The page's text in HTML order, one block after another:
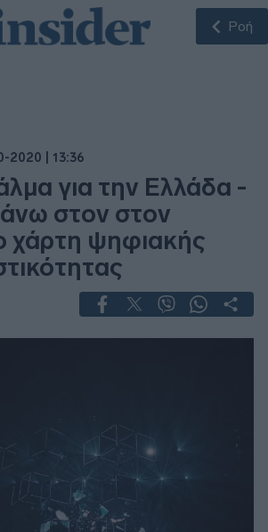
Ροή
2020 | 13:36
για την Ελλάδα -
στον στον
χάρτη ψηφιακής